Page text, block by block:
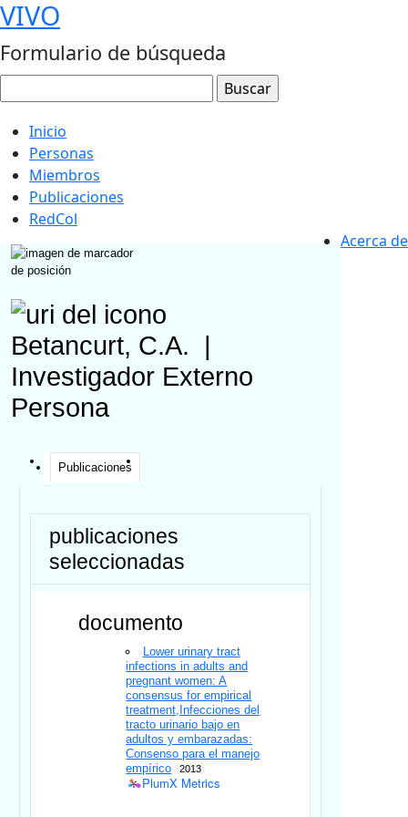
VIVO
Formulario de búsqueda
Inicio
Personas
Miembros
Publicaciones
RedCol
Acerca de
Betancurt, C.A.
Investigador Externo
Persona
Publicaciones
publicaciones
seleccionadas
documento
Lower urinary tract
infections in adults and
pregnant women: A
consensus for empirical
treatment,Infecciones del
tracto urinario bajo en
adultos y embarazadas:
Consenso para el manejo
empírico
2013
PlumX Metrics